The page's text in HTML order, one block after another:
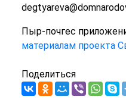
Пыр-почгес
материалам проекта
Поделиться